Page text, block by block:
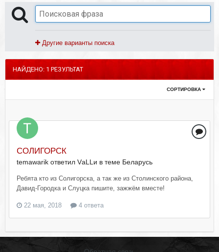
Другие варианты поиска
НАЙДЕНО: 1 РЕЗУЛЬТАТ
СОРТИРОВКА
СОЛИГОРСК
temawarik ответил VаLLи в теме Беларусь
Ребята кто из Солигорска, а так же из Столинского района,
Давид-Городка и Слуцка пишите, зажжём вместе!
22 мая, 2018 4 ответа